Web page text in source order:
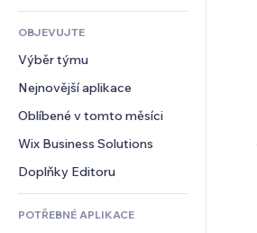
Výpisy webu
E‑mail
Účetnictví
Kupóny a věrnostní programy
Skladování
Jídlo a nápoje
Nemovitosti
Rezervace
Podcasty
Fotografie
Video
PDF
Sdílení souborů
Novinky
Soukromí a bezpečnost
Hodiny
Šablony stránek
Efekty pro obrázky
Tlačítka a nabídky
Bannery a odznaky
Kalkulačky
Vyhledávání
Počasí
Formuláře
Ankety
Chat
Komentáře
Telefon
Komunita
Reference a recenze
CRM
OBJEVUJTE
Výběr týmu
Nejnovější aplikace
Oblíbené v tomto měsíci
Wix Business Solutions
Doplňky Editoru
POTŘEBNÉ APLIKACE